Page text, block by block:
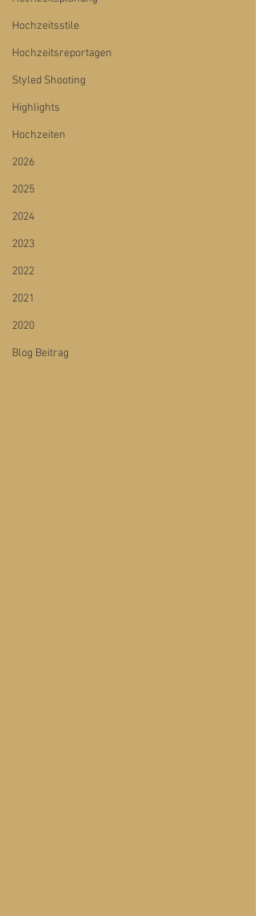
Hochzeitsstile
Hochzeitsreportagen
Styled Shooting
Highlights
Hochzeiten
2026
2025
2024
2023
2022
2021
2020
Blog Beitrag